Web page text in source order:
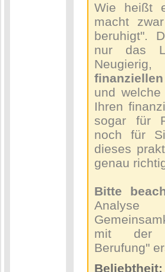
Wie heißt
macht
beruhigt".
nur das
und
Ihren
sogar für
noch für
dieses
genau
Bitte
mit der
Berufung"